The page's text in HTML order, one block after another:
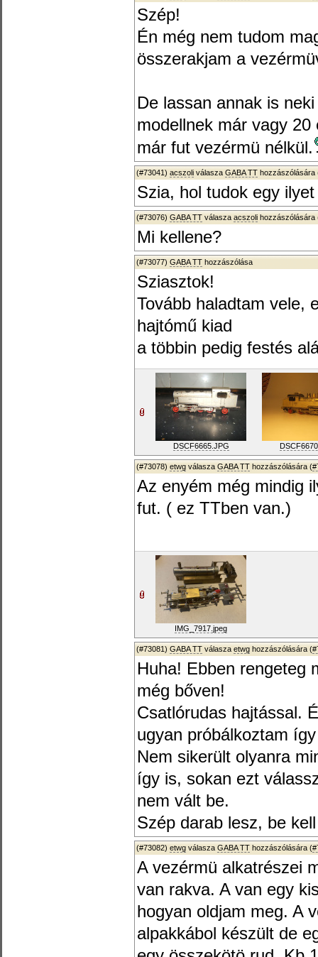
Szép!
Én még nem tudom
összerakjam a
De lassan annak is
modellnek már vagy
már fut vezérmü nélkül.
(#73041) acszoli válasza GABA TT hozzászólására
Szia, hol tudok egy
(#73076) GABA TT válasza acszoli hozzászólására
Mi kellene?
(#73077) GABA TT hozzászólása
Sziasztok!
Tovább haladtam vele,
hajtómű kiad
a többin pedig festés
DSCF6665.JPG
(#73078) etwg válasza GABA TT hozzászólására (
Az enyém még mindig
fut. ( ez TTben van.)
IMG_7917.jpeg
(#73081) GABA TT válasza etwg hozzászólására (
Huha! Ebben rengeteg
még bőven!
Csatlórudas hajtással.
ugyan próbálkoztam
Nem sikerült olyanra
így is, sokan ezt
nem vált be.
Szép darab lesz, be
(#73082) etwg válasza GABA TT hozzászólására (
A vezérmü alkatrészei
van rakva. A van egy
hogyan oldjam meg. A
alpakkábol készült de